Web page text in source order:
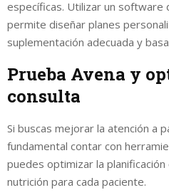
específicas. Utilizar un software
permite diseñar planes
suplementación adecuada y
Prueba Avena y
consulta
Si buscas mejorar la atención a
fundamental contar con
puedes optimizar la
nutrición para cada paciente.